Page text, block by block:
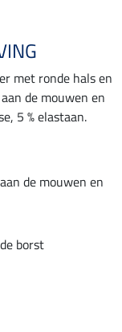
met ronde hals en
de mouwen en
5 % elastaan.
de mouwen en
borst